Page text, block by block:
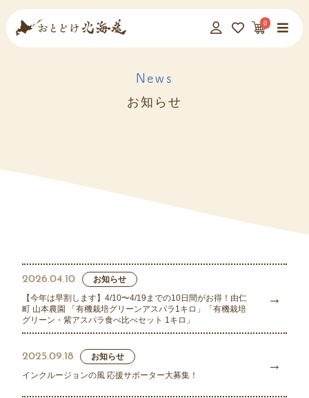
0
News
お知らせ
2026.04.10
お知らせ
【今年は早割します】4/10〜4/19までの10日間がお得！由仁
町 山本農園 「有機栽培グリーンアスパラ1キロ」「有機栽培
グリーン・紫アスパラ食べ比べセット 1キロ」
2025.09.18
お知らせ
インクルージョンの風 応援サポーター大募集！